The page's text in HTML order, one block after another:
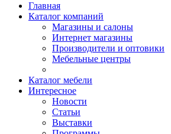
Главная
Каталог компаний
Магазины и салоны
Интернет магазины
Производители и оптовики
Мебельные центры
Каталог мебели
Интересное
Новости
Статьи
Выставки